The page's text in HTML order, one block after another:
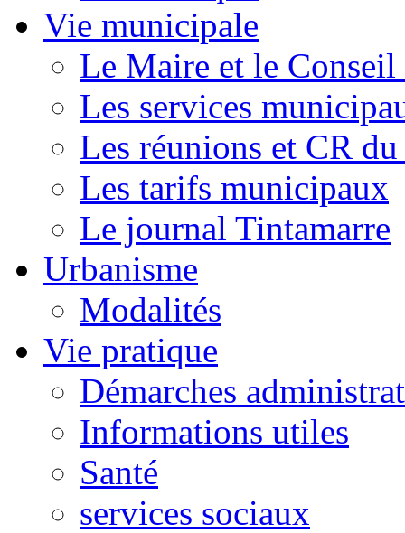
Vie municipale
Le Maire et le
Les services
Les réunions et CR
Les tarifs municipaux
Le journal Tintamarre
Urbanisme
Modalités
Vie pratique
Démarches
Informations utiles
Santé
services sociaux